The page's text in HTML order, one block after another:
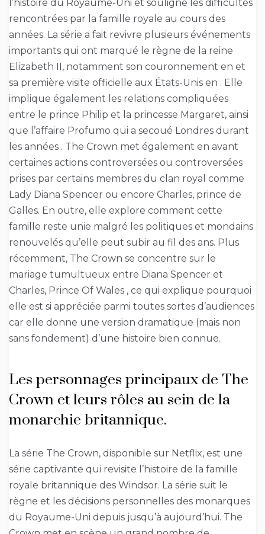
l’histoire du Royaume-Uni et souligne les difficultés
rencontrées par la famille royale au cours des
années. La série a fait revivre plusieurs événements
importants qui ont marqué le règne de la reine
Elizabeth II, notamment son couronnement en et
sa première visite officielle aux États-Unis en . Elle
implique également les relations compliquées
entre le prince Philip et la princesse Margaret, ainsi
que l’affaire Profumo qui a secoué Londres durant
les années . The Crown met également en avant
certaines actions controversées ou controversées
prises par certains membres du clan royal comme
Lady Diana Spencer ou encore Charles, prince de
Galles. En outre, elle explore comment cette
famille reste unie malgré les politiques et mondains
renouvelés qu’elle peut subir au fil des ans. Plus
récemment, The Crown se concentre sur le
mariage tumultueux entre Diana Spencer et
Charles, Prince Of Wales , ce qui explique pourquoi
elle est si appréciée parmi toutes sortes d’audiences
car elle donne une version dramatique (mais non
sans fondement) d’une histoire bien connue.
Les personnages principaux de The
Crown et leurs rôles au sein de la
monarchie britannique.
La série The Crown, disponible sur Netflix, est une
série captivante qui revisite l’histoire de la famille
royale britannique des Windsor. La série suit le
règne et les décisions personnelles des monarques
du Royaume-Uni depuis jusqu’à aujourd’hui. The